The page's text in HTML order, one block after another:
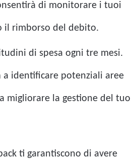
di monitorare i tuoi
il rimborso del debito.
di spesa ogni tre mesi.
a identificare potenziali aree
migliorare la gestione del tuo
ti garantiscono di avere